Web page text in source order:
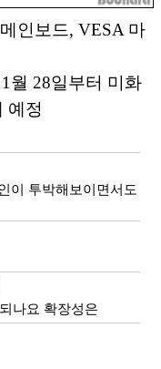
인보드, VESA 마
월 28일부터 미화
예정
이 투박해보이면서도
나요 확장성은